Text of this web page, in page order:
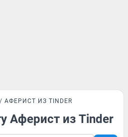
АФЕРИСТ ИЗ TINDER
Аферист из Tinder